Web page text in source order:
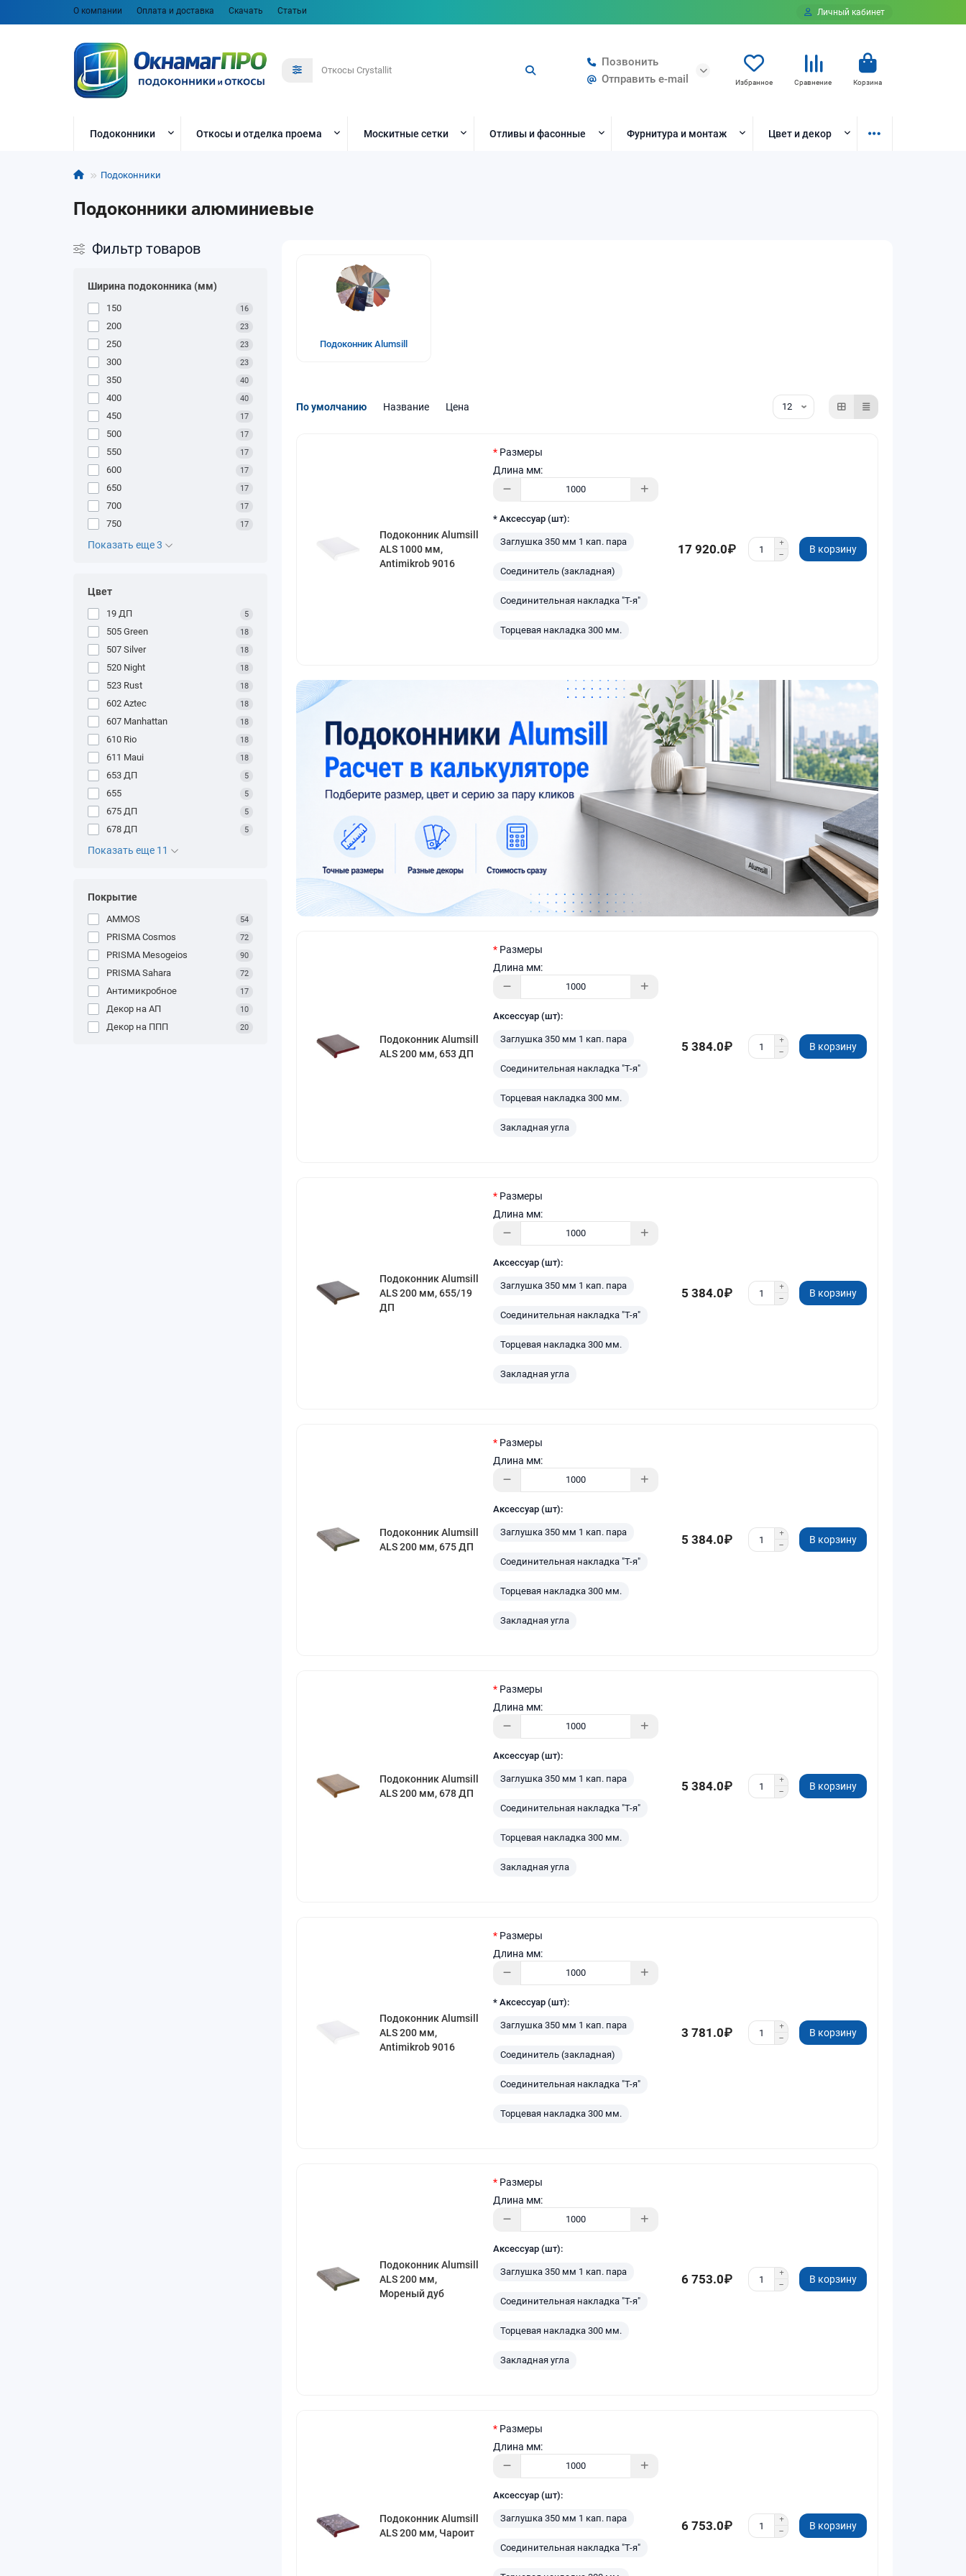
О компании Оплата и доставка Скачать Статьи Личный кабинет
Позвонить
Отправить e-mail
Избранное Сравнение Корзина
Подоконники Откосы и отделка проема Москитные сетки Отливы и фасонные Фурнитура и монтаж Цвет и декор
Подоконники
Подоконники алюминиевые
Фильтр товаров
Ширина подоконника (мм)
150 16
200 23
250 23
300 23
350 40
400 40
450 17
500 17
550 17
600 17
650 17
700 17
750 17
Показать еще 3
Цвет
19 ДП 5
505 Green 18
507 Silver 18
520 Night 18
523 Rust 18
602 Aztec 18
607 Manhattan 18
610 Rio 18
611 Maui 18
653 ДП 5
655 5
675 ДП 5
678 ДП 5
Показать еще 11
Покрытие
AMMOS 54
PRISMA Cosmos 72
PRISMA Mesogeios 90
PRISMA Sahara 72
Антимикробное 17
Декор на АП 10
Декор на ППП 20
Подоконник Alumsill
По умолчанию Название Цена
Подоконник Alumsill
ALS 1000 мм,
Antimikrob 9016
Размеры
Длина мм:
* Аксессуар (шт):
Заглушка 350 мм 1 кап. пара
Соединитель (закладная)
Соединительная накладка "Т-я"
Торцевая накладка 300 мм.
17 920.0₽ В корзину
Подоконник Alumsill
ALS 200 мм, 653 ДП
Размеры
Длина мм:
Аксессуар (шт):
Заглушка 350 мм 1 кап. пара
Соединительная накладка "Т-я"
Торцевая накладка 300 мм.
Закладная угла
5 384.0₽ В корзину
Подоконник Alumsill
ALS 200 мм, 655/19
ДП
Размеры
Длина мм:
Аксессуар (шт):
Заглушка 350 мм 1 кап. пара
Соединительная накладка "Т-я"
Торцевая накладка 300 мм.
Закладная угла
5 384.0₽ В корзину
Подоконник Alumsill
ALS 200 мм, 675 ДП
Размеры
Длина мм:
Аксессуар (шт):
Заглушка 350 мм 1 кап. пара
Соединительная накладка "Т-я"
Торцевая накладка 300 мм.
Закладная угла
5 384.0₽ В корзину
Подоконник Alumsill
ALS 200 мм, 678 ДП
Размеры
Длина мм:
Аксессуар (шт):
Заглушка 350 мм 1 кап. пара
Соединительная накладка "Т-я"
Торцевая накладка 300 мм.
Закладная угла
5 384.0₽ В корзину
Подоконник Alumsill
ALS 200 мм,
Antimikrob 9016
Размеры
Длина мм:
* Аксессуар (шт):
Заглушка 350 мм 1 кап. пара
Соединитель (закладная)
Соединительная накладка "Т-я"
Торцевая накладка 300 мм.
3 781.0₽ В корзину
Подоконник Alumsill
ALS 200 мм,
Мореный дуб
Размеры
Длина мм:
Аксессуар (шт):
Заглушка 350 мм 1 кап. пара
Соединительная накладка "Т-я"
Торцевая накладка 300 мм.
Закладная угла
6 753.0₽ В корзину
Подоконник Alumsill
ALS 200 мм, Чароит
Размеры
Длина мм:
Аксессуар (шт):
Заглушка 350 мм 1 кап. пара
Соединительная накладка "Т-я"
6 753.0₽ В корзину